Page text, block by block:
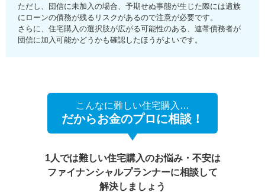
ただし、団信に未加入の場合、予期せぬ事態が生じた際には遺族
にローンの債務が残るリスクがあるので注意が必要です。
さらに、住宅購入の選択肢が広がる可能性のある、連帯債務者が
団信に加入可能かどうかも確認したほうがよいです。
こんなに難しい住宅購入…
だからお金のプロに相談！
1人では難しい住宅購入のお悩み・不安は
ファイナンシャルプランナーに相談して
解決しましょう